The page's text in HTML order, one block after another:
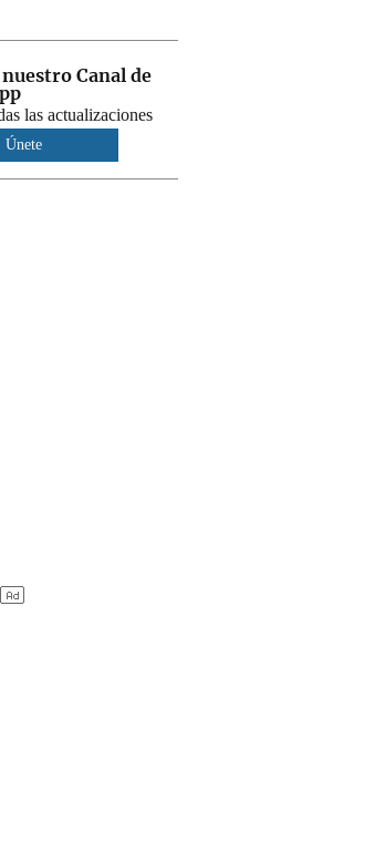
Canal de
las actualizaciones
Únete